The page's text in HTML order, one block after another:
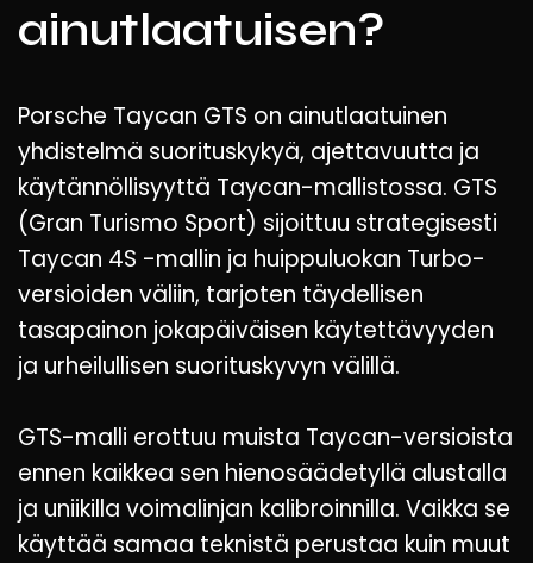
ainutlaatuisen?
Porsche Taycan GTS on ainutlaatuinen
yhdistelmä suorituskykyä, ajettavuutta ja
käytännöllisyyttä Taycan-mallistossa. GTS
(Gran Turismo Sport) sijoittuu strategisesti
Taycan 4S -mallin ja huippuluokan Turbo-
versioiden väliin, tarjoten täydellisen
tasapainon jokapäiväisen käytettävyyden
ja urheilullisen suorituskyvyn välillä.
GTS-malli erottuu muista Taycan-versioista
ennen kaikkea sen hienosäädetyllä alustalla
ja uniikilla voimalinjan kalibroinnilla. Vaikka se
käyttää samaa teknistä perustaa kuin muut